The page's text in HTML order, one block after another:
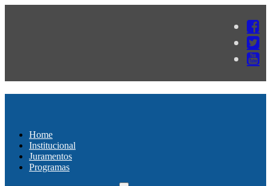
Home
Institucional
Juramentos
Programas